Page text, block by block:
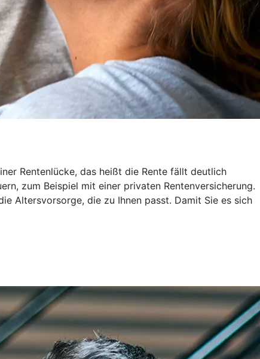
Rentenlücke, das heißt die Rente fällt deutlich
zum Beispiel mit einer privaten Rentenversicherung.
Altersvorsorge, die zu Ihnen passt. Damit Sie es sich